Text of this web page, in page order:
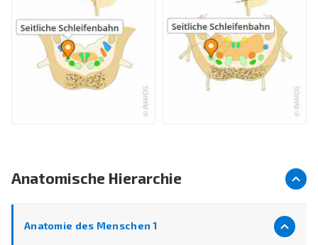
Anatomische Hierarchie
Anatomie des Menschen 1